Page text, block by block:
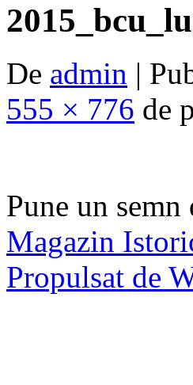
De admin |
555 × 776 de
Pune un semn
Magazin
Propulsat de